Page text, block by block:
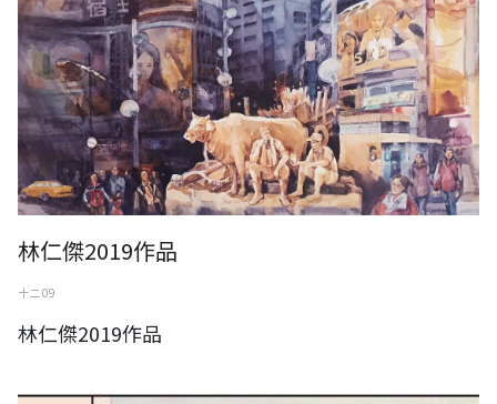
林仁傑2019作品
十二 09
林仁傑2019作品